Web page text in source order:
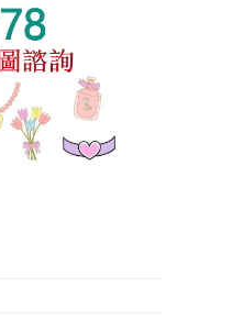
是您的需求好品味是您該追求!!